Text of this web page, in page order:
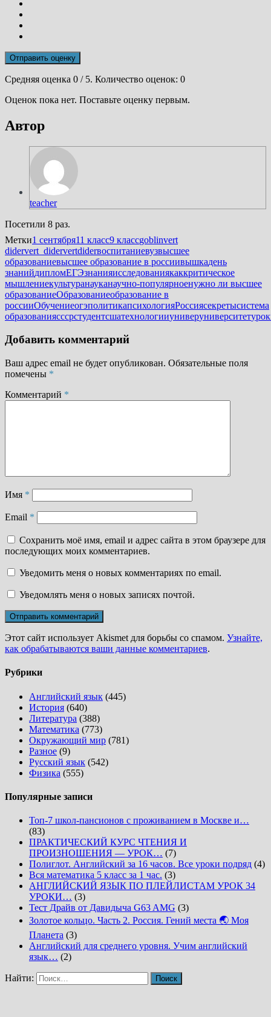
Отправить оценку
Средняя оценка 0 / 5. Количество оценок: 0
Оценок пока нет. Поставьте оценку первым.
Автор
teacher
Посетили 8 раз.
Метки1 сентября11 класс9 классgoblinvert
didervert_didervertdiderвоспитаниевузвысшее
образованиевысшее образование в россиивышкадень
знанийдипломЕГЭзнанияисследованиякаккритическое
мышлениекультуранауканаучно-популярноенужно ли высшее
образованиеОбразованиеобразование в
россииОбучениеогэполитикапсихологияРоссиясекретысистема
образованиясссрстудентсшатехнологииуниверуниверситет
Добавить комментарий
Ваш адрес email не будет опубликован. Обязательные поля
помечены *
Комментарий *
Имя *
Email *
Сохранить моё имя, email и адрес сайта в этом браузере для
последующих моих комментариев.
Уведомить меня о новых комментариях по email.
Уведомлять меня о новых записях почтой.
Этот сайт использует Akismet для борьбы со спамом. Узнайте,
как обрабатываются ваши данные комментариев.
Рубрики
Английский язык (445)
История (640)
Литература (388)
Математика (773)
Окружающий мир (781)
Разное (9)
Русский язык (542)
Физика (555)
Популярные записи
Топ-7 школ-пансионов с проживанием в Москве и…
(83)
ПРАКТИЧЕСКИЙ КУРС ЧТЕНИЯ И
ПРОИЗНОШЕНИЯ — УРОК… (7)
Полиглот. Английский за 16 часов. Все уроки подряд (4)
Вся математика 5 класс за 1 час. (3)
АНГЛИЙСКИЙ ЯЗЫК ПО ПЛЕЙЛИСТАМ УРОК 34
УРОКИ… (3)
Тест Драйв от Давидыча G63 AMG (3)
Золотое кольцо. Часть 2. Россия. Гений места 🌏 Моя
Планета (3)
Английский для среднего уровня. Учим английский
язык… (2)
Найти: